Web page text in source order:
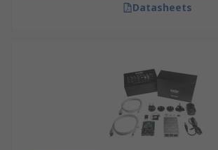
Datasheets